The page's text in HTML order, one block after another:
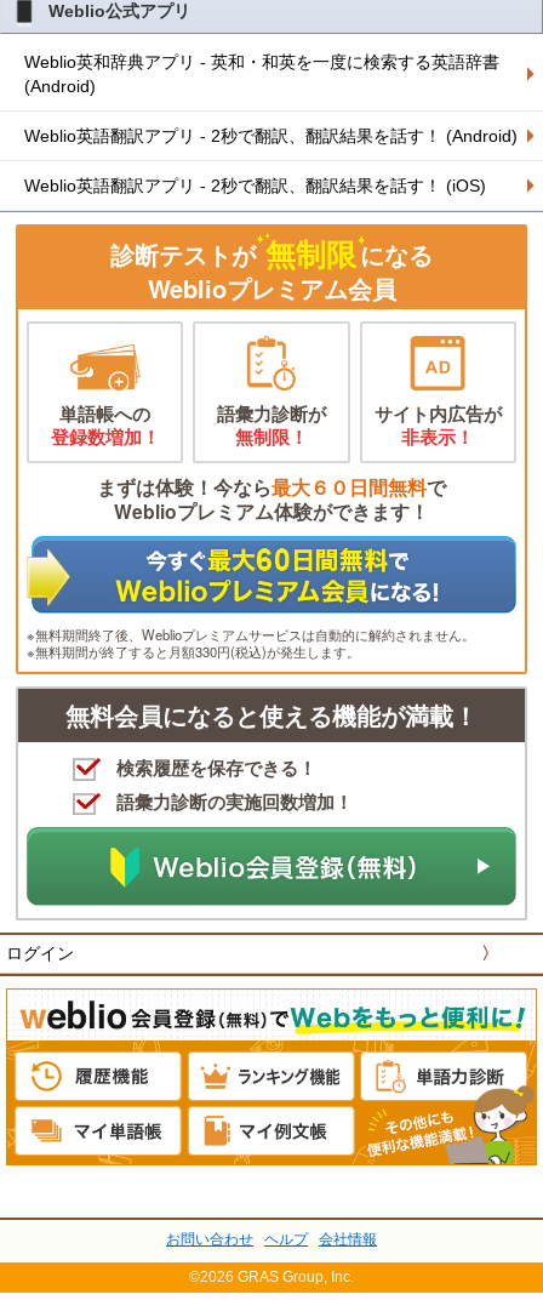
Weblio公式アプリ
Weblio英和辞典アプリ - 英和・和英を一度に検索する英語辞書
(Android)
Weblio英語翻訳アプリ - 2秒で翻訳、翻訳結果を話す！ (Android)
Weblio英語翻訳アプリ - 2秒で翻訳、翻訳結果を話す！ (iOS)
診断テストが 無制限になる
Weblioプレミアム会員
単語帳への
登録数増加！
語彙力診断が
無制限！
サイト内広告が
非表示！
まずは体験！今なら最大６０日間無料で
Weblioプレミアム体験ができます！
※無料期間終了後、Weblioプレミアムサービスは自動的に解約されません。
※無料期間が終了すると月額330円(税込)が発生します。
無料会員になると使える機能が満載！
検索履歴を保存できる！
語彙力診断の実施回数増加！
ログイン 〉
お問い合わせ ヘルプ 会社情報
©2026 GRAS Group, Inc.